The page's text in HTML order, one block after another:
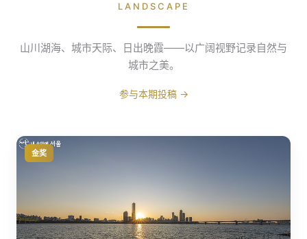
LANDSCAPE
山川湖海、城市天际、日出晚霞——以广阔视野记录自然与
城市之美。
参与本期投稿 →
金奖